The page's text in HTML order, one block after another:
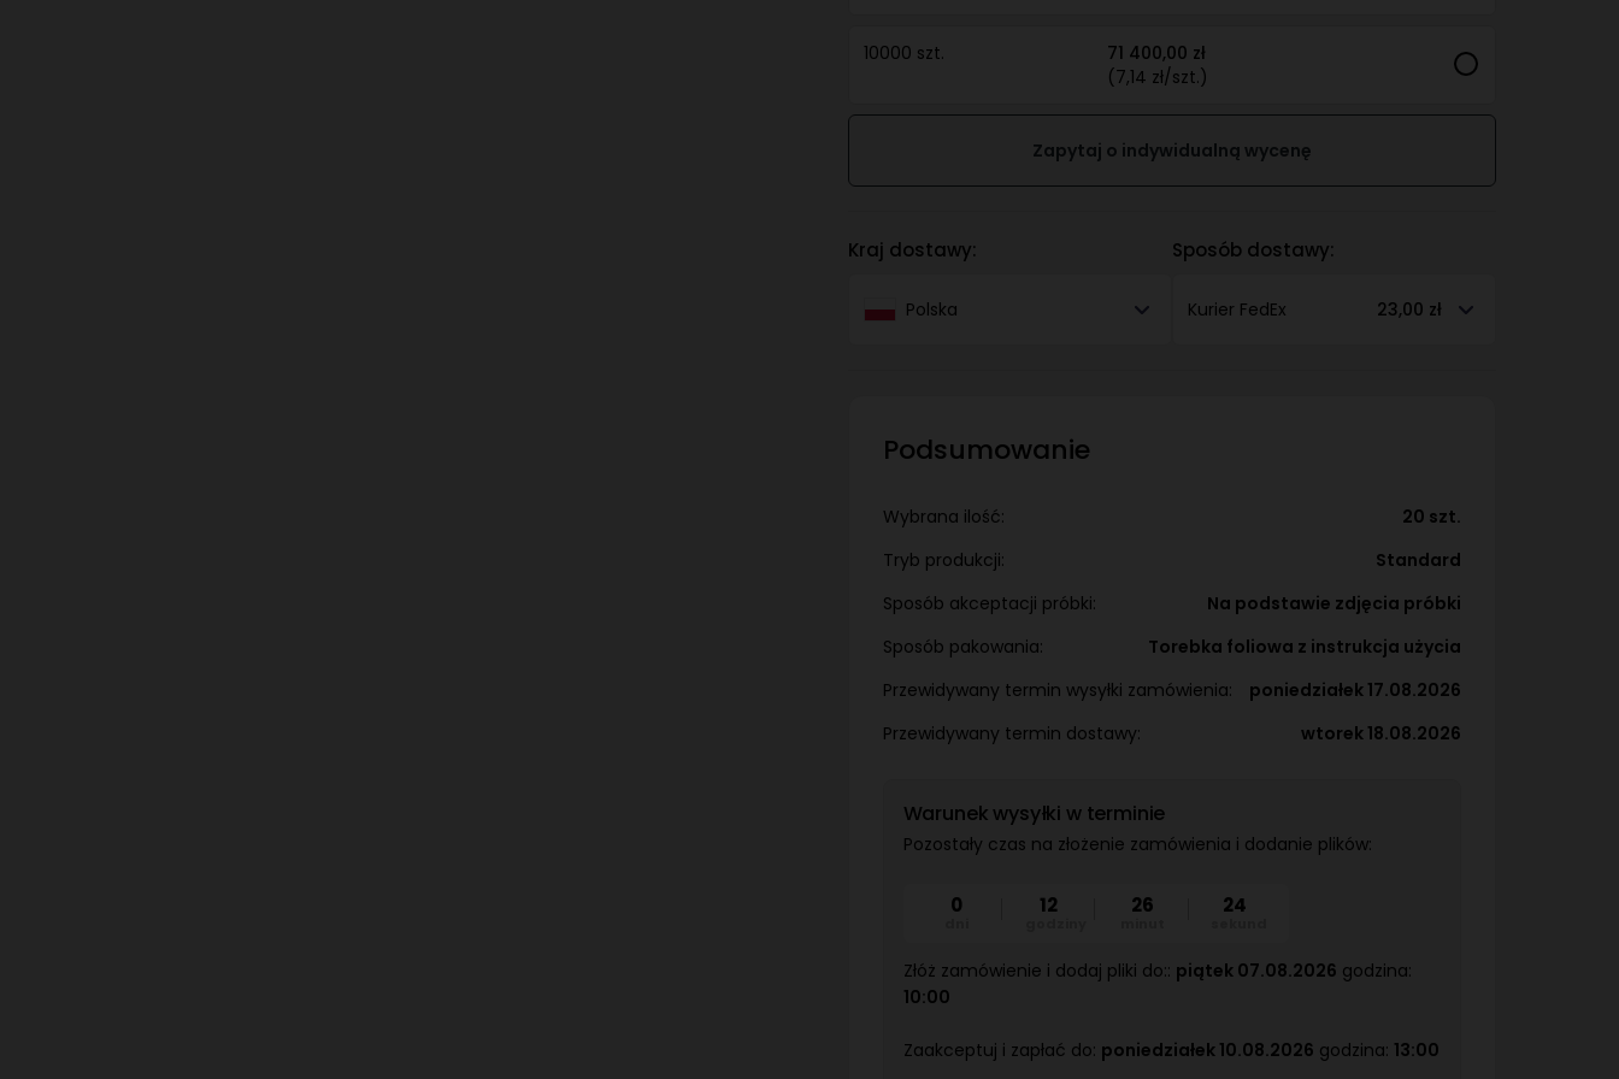
10000 szt.
71 400,00 zł
(7,14 zł/szt.)
Zapytaj o indywidualną wycenę
Kraj dostawy:
Polska
Sposób dostawy:
Kurier FedEx 23,00 zł
Podsumowanie
Wybrana ilość:
20 szt.
Tryb produkcji:
Standard
Sposób akceptacji próbki:
Na podstawie zdjęcia próbki
Sposób pakowania:
Torebka foliowa z instrukcja użycia
Przewidywany termin wysyłki zamówienia:
poniedziałek 17.08.2026
Przewidywany termin dostawy:
wtorek 18.08.2026
Warunek wysyłki w terminie
Pozostały czas na złożenie zamówienia i dodanie plików:
0 12 26 23
Złóż zamówienie i dodaj pliki do:: piątek 07.08.2026 godzina:
10:00
Zaakceptuj i zapłać do: poniedziałek 10.08.2026 godzina: 13:00